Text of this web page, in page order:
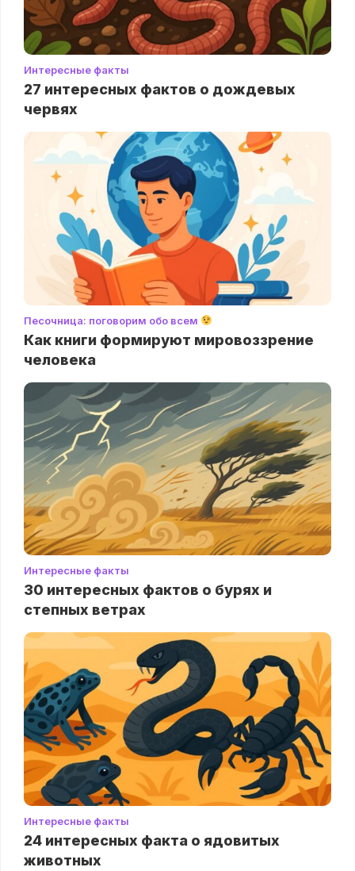
Интересные факты
27 интересных фактов о дождевых
червях
Песочница: поговорим обо всем
Как книги формируют мировоззрение
человека
Интересные факты
30 интересных фактов о бурях и
степных ветрах
Интересные факты
24 интересных факта о ядовитых
животных